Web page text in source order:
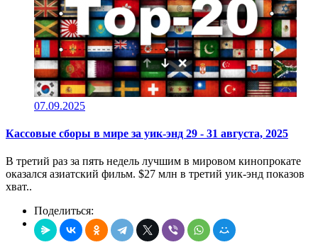
07.09.2025
Кассовые сборы в мире за уик-энд 29 - 31 августа, 2025
В третий раз за пять недель лучшим в мировом кинопрокате
оказался азиатский фильм. $27 млн в третий уик-энд показов
хват..
Поделиться: